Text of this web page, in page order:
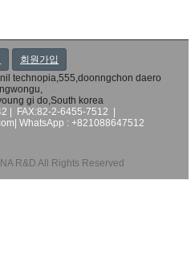
회원가입
technopia,555,doonngchon daero
gi do,South korea
| FAX:82-2-6455-7512 |
WhatsApp : +821088647512
R&D All Rights Reserved